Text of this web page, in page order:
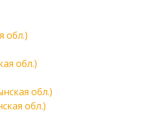
обл.)
обл.)
обл.)
обл.)